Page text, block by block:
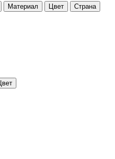
Материал Цвет Страна
Цвет